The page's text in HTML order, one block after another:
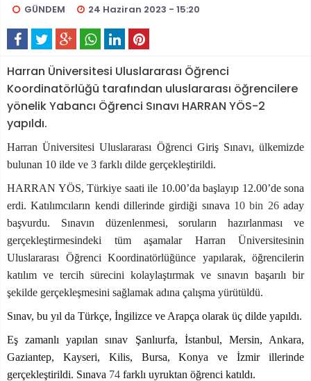
GÜNDEM 24 Haziran 2023 - 15:20
Harran Üniversitesi Uluslararası Öğrenci
Koordinatörlüğü tarafından uluslararası öğrencilere
yönelik Yabancı Öğrenci Sınavı HARRAN YÖS-2
yapıldı.
Harran Üniversitesi Uluslararası Öğrenci Giriş Sınavı, ülkemizde
bulunan 10 ilde ve 3 farklı dilde gerçekleştirildi.
HARRAN YÖS, Türkiye saati ile 10.00’da başlayıp 12.00’de sona
erdi. Katılımcıların kendi dillerinde girdiği sınava 10 bin 26 aday
başvurdu. Sınavın düzenlenmesi, soruların hazırlanması ve
gerçekleştirmesindeki tüm aşamalar Harran Üniversitesinin
Uluslararası Öğrenci Koordinatörlüğünce yapılarak, öğrencilerin
katılım ve tercih sürecini kolaylaştırmak ve sınavın başarılı bir
şekilde gerçekleşmesini sağlamak adına çalışma yürütüldü.
Sınav, bu yıl da Türkçe, İngilizce ve Arapça olarak üç dilde yapıldı.
Eş zamanlı yapılan sınav Şanlıurfa, İstanbul, Mersin, Ankara,
Gaziantep, Kayseri, Kilis, Bursa, Konya ve İzmir illerinde
gerçekleştirildi. Sınava 74 farklı uyruktan öğrenci katıldı.